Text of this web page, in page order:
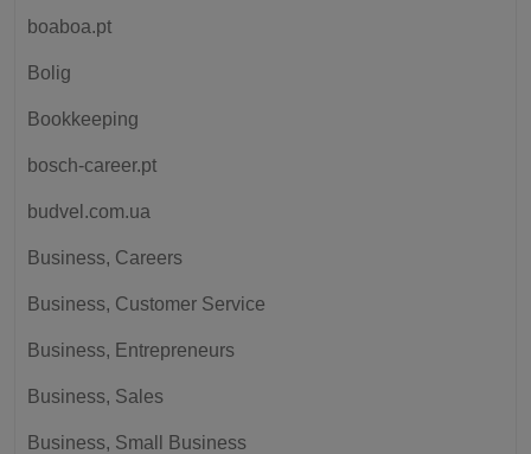
boaboa.pt
Bolig
Bookkeeping
bosch-career.pt
budvel.com.ua
Business, Careers
Business, Customer Service
Business, Entrepreneurs
Business, Sales
Business, Small Business